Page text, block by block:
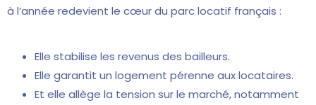
à l’année redevient le cœur du parc locatif français :
Elle stabilise les revenus des bailleurs.
Elle garantit un logement pérenne aux locataires.
Et elle allège la tension sur le marché, notamment